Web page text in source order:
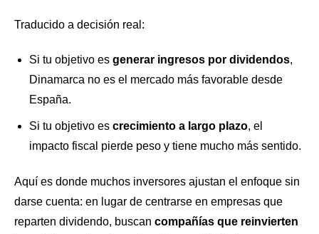
Traducido a decisión real:
Si tu objetivo es generar ingresos por dividendos,
Dinamarca no es el mercado más favorable desde
España.
Si tu objetivo es crecimiento a largo plazo, el
impacto fiscal pierde peso y tiene mucho más sentido.
Aquí es donde muchos inversores ajustan el enfoque sin
darse cuenta: en lugar de centrarse en empresas que
reparten dividendo, buscan compañías que reinvierten